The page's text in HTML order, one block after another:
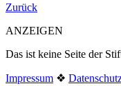
Zurück
ANZEIGEN
Das ist keine Seite der
Impressum ❖